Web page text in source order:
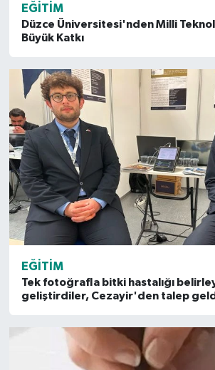
EĞITIM
Düzce Üniversitesi'nden Milli
Büyük Katkı
EĞITIM
Tek fotoğrafla bitki hastalığı
geliştirdiler, Cezayir'den talep